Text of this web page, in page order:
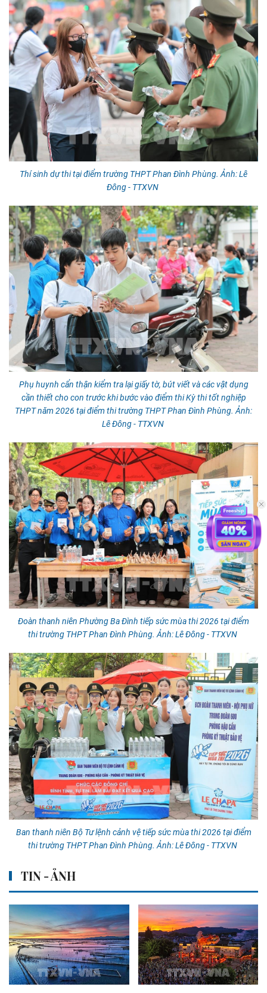
Thí sinh dự thi tại điểm trường THPT Phan Đình Phùng. Ảnh: Lê
Đông - TTXVN
Phụ huynh cẩn thận kiểm tra lại giấy tờ, bút viết và các vật dụng
cần thiết cho con trước khi bước vào điểm thi Kỳ thi tốt nghiệp
THPT năm 2026 tại điểm thi trường THPT Phan Đình Phùng. Ảnh:
Lê Đông - TTXVN
Đoàn thanh niên Phường Ba Đình tiếp sức mùa thi 2026 tại điểm
thi trường THPT Phan Đình Phùng. Ảnh: Lê Đông - TTXVN
Ban thanh niên Bộ Tư lệnh cảnh vệ tiếp sức mùa thi 2026 tại điểm
thi trường THPT Phan Đình Phùng. Ảnh: Lê Đông - TTXVN
TIN - ẢNH